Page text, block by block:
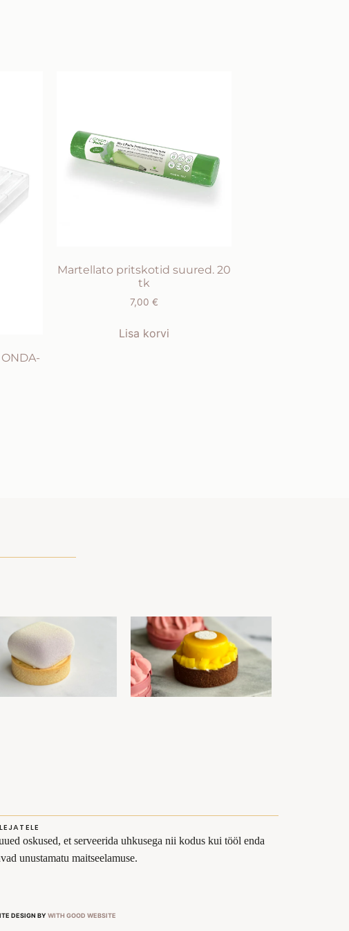
Martellato pritskotid suured. 20
tk
7,00 €
Lisa korvi
oskused, et serveerida uhkusega nii kodus kui tööl enda
unustamatu maitseelamuse.
DESIGN BY WITH GOOD WEBSITE